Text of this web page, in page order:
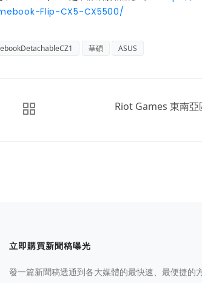
Flip-CX5-CX5500/
華碩 ASUS
Riot Games 東南亞
立即購買新聞稿曝光
發一篇新聞稿透通到各大媒體的最快速、最便捷的